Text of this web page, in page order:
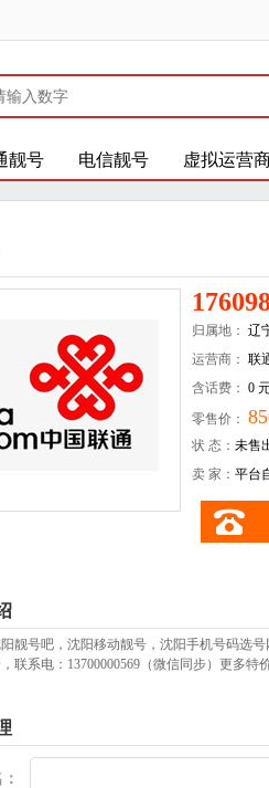
靓号 电信靓号 虚拟运营
归属地： 辽
运营商： 联
含话费： 0
零售价：
状 态： 未售
卖 家： 平台
靓号吧，沈阳移动靓号，沈阳手机号码选
联系电：13700000569（微信同步）更多特